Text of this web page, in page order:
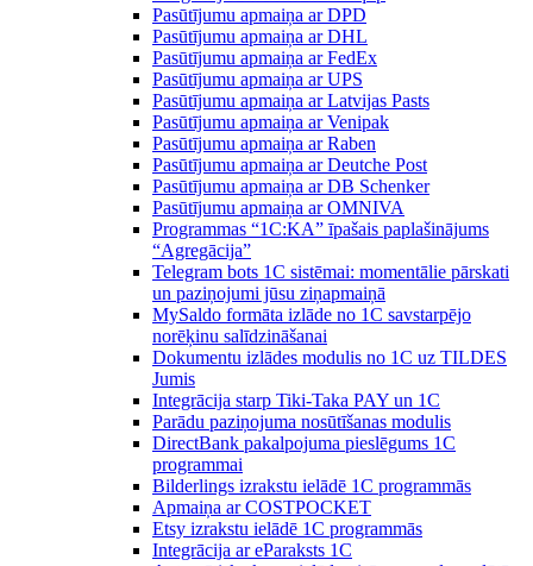
Pasūtījumu apmaiņa ar DPD
Pasūtījumu apmaiņa ar DHL
Pasūtījumu apmaiņa ar FedEx
Pasūtījumu apmaiņa ar UPS
Pasūtījumu apmaiņa ar Latvijas Pasts
Pasūtījumu apmaiņa ar Venipak
Pasūtījumu apmaiņa ar Raben
Pasūtījumu apmaiņa ar Deutche Post
Pasūtījumu apmaiņa ar DB Schenker
Pasūtījumu apmaiņa ar OMNIVA
Programmas “1C:KA” īpašais paplašinājums
“Agregācija”
Telegram bots 1C sistēmai: momentālie pārskati
un paziņojumi jūsu ziņapmaiņā
MySaldo formāta izlāde no 1C savstarpējo
norēķinu salīdzināšanai
Dokumentu izlādes modulis no 1C uz TILDES
Jumis
Integrācija starp Tiki-Taka PAY un 1C
Parādu paziņojuma nosūtīšanas modulis
DirectBank pakalpojuma pieslēgums 1C
programmai
Bilderlings izrakstu ielādē 1C programmās
Apmaiņa ar COSTPOCKET
Etsy izrakstu ielādē 1C programmās
Integrācija ar eParaksts 1C